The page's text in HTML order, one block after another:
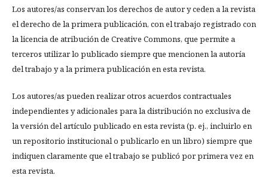
Los autores/as conservan los derechos de autor y ceden a la revista
el derecho de la primera publicación, con el trabajo registrado con
la licencia de atribución de Creative Commons, que permite a
terceros utilizar lo publicado siempre que mencionen la autoría
del trabajo y a la primera publicación en esta revista.
Los autores/as pueden realizar otros acuerdos contractuales
independientes y adicionales para la distribución no exclusiva de
la versión del artículo publicado en esta revista (p. ej., incluirlo en
un repositorio institucional o publicarlo en un libro) siempre que
indiquen claramente que el trabajo se publicó por primera vez en
esta revista.